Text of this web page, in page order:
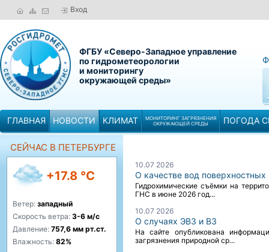
Вход
ФГБУ «Северо-Западное управление
по гидрометеорологии
и мониторингу
окружающей среды»
ГЛАВНАЯ НОВОСТИ КЛИМАТ
МОНИТОРИНГ ЗАГРЯЗНЕНИЯ
ОКРУЖАЮЩЕЙ СРЕДЫ
ПОГОДА
СЕЙЧАС В ПЕТЕРБУРГЕ
+17.8 °C
Ветер: западный
Скорость ветра: 3-6 м/с
Давление: 757,6 мм рт.ст.
Влажность: 82%
10.07 2026
О качестве вод
Гидрохимические съёмки на
ГНС в июне 2026 год...
10.07 2026
О случаях ЭВЗ и ВЗ
На сайте опубликована
загрязнения природной ср...